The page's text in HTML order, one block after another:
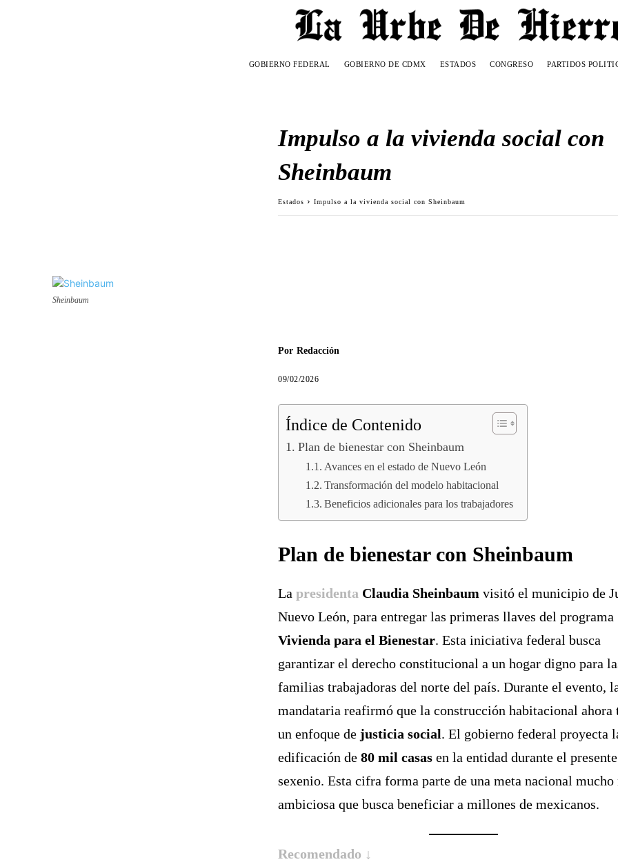
GOBIERNO FEDERAL GOBIERNO DE CDMX ESTADOS CONGRESO PARTIDOS
Impulso a la vivienda social con
Sheinbaum
Estados Impulso a la vivienda social con Sheinbaum
Sheinbaum
Por Redacción
09/02/2026
Índice de Contenido
Plan de bienestar con Sheinbaum
Avances en el estado de Nuevo León
Transformación del modelo habitacional
Beneficios adicionales para los trabajadores
Plan de bienestar con Sheinbaum
Lapresidenta Claudia Sheinbaum visitó el municipio de
Nuevo León, para entregar las primeras llaves del programa
Vivienda para el Bienestar. Esta iniciativa federal busca
garantizar el derecho constitucional a un hogar digno para
familias trabajadoras del norte del país. Durante el evento,
mandataria reafirmó que la construcción habitacional ahora
un enfoque de justicia social. El gobierno federal proyecta
edificación de80 mil casas en la entidad durante el presente
sexenio. Esta cifra forma parte de una meta nacional mucho
ambiciosa que busca beneficiar a millones de mexicanos.
Recomendado ↓